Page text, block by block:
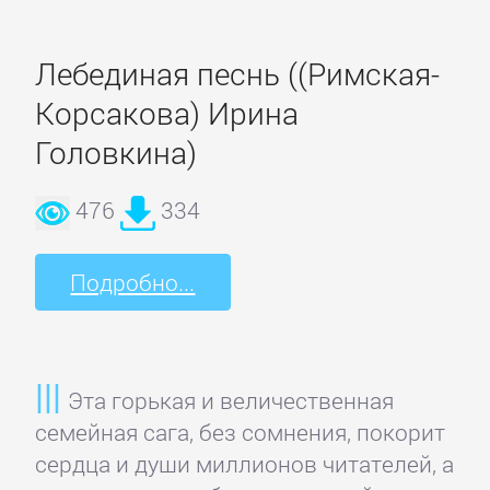
Лебединая песнь ((Римская-
Корсакова) Ирина
Головкина)
476 334
Подробно...
Эта горькая и величественная
семейная сага, без сомнения, покорит
сердца и души миллионов читателей, а
Зарубежная
прикладная
научно-
популярная
литература
Кулинария